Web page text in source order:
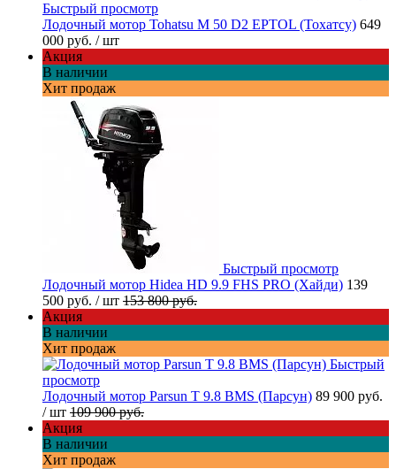
Быстрый просмотр
Лодочный мотор Tohatsu M 50 D2 EPTOL (Тохатсу) 649
000 руб. / шт
Акция
В наличии
Хит продаж
Быстрый просмотр
Лодочный мотор Hidea HD 9.9 FHS PRO (Хайди) 139
500 руб. / шт 153 800 руб.
Акция
В наличии
Хит продаж
Быстрый
просмотр
Лодочный мотор Parsun T 9.8 BMS (Парсун) 89 900 руб.
/ шт 109 900 руб.
Акция
В наличии
Хит продаж